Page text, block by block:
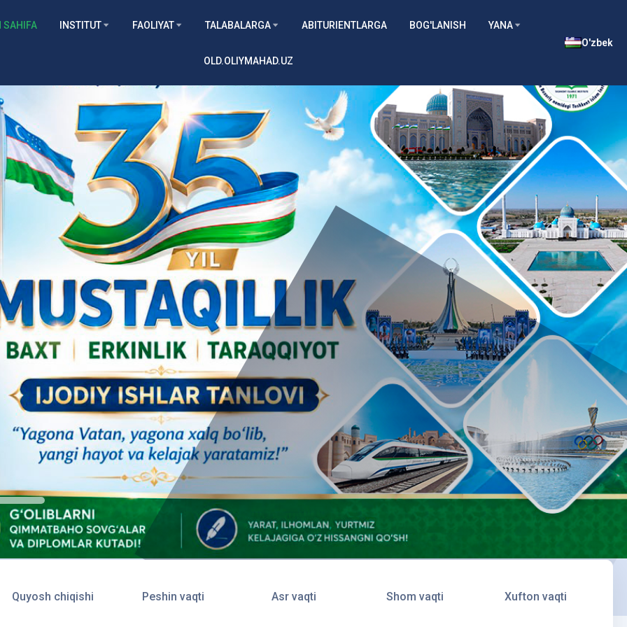
SAHIFA INSTITUT FAOLIYAT TALABALARGA ABITURIENTLARGA BOG'LANISH YANA
OLD.OLIYMAHAD.UZ
O'zbek
Quyosh chiqishi Peshin vaqti Asr vaqti Shom vaqti Xufton vaqti